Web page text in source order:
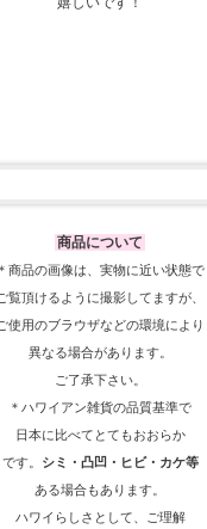
商品について
＊商品の画像は、実物に近い 状態で
ご覧頂けるように 撮影してますが、
ご使用の
ブラウザなどの環境により
異なる場合があります。
ご了承下さい。
＊ハワイアン雑貨の品質基準で
日本に比べてとてもおおらか
です。
シミ・凸凹・ヒビ・カケ等
ある場合もあります。
ハワイらしさとして、
ご理解